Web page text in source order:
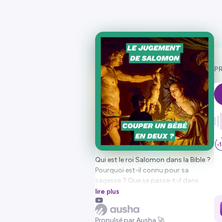
Qui est le roi Salomon dans la Bible ?
Pourquoi est-il connu pour sa
sagesse ? Que se passe-t-il dans
l'épisode du "jugement de Salomon"
? Pourquoi Salomon propose-t-il de
couper un bébé en deux ?
lire plus